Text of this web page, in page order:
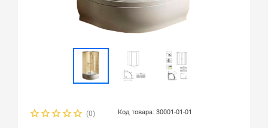
(0) Код товара: 30001-01-01